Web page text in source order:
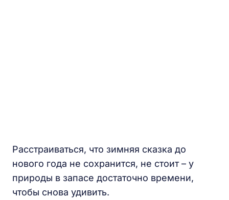
Расстраиваться, что зимняя сказка до
нового года не сохранится, не стоит – у
природы в запасе достаточно времени,
чтобы снова удивить.